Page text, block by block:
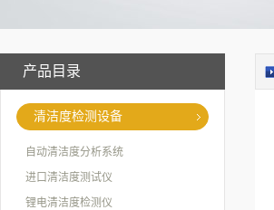
产品目录
清洁度检测设备
自动清洁度分析系统
进口清洁度测试仪
锂电清洁度检测仪